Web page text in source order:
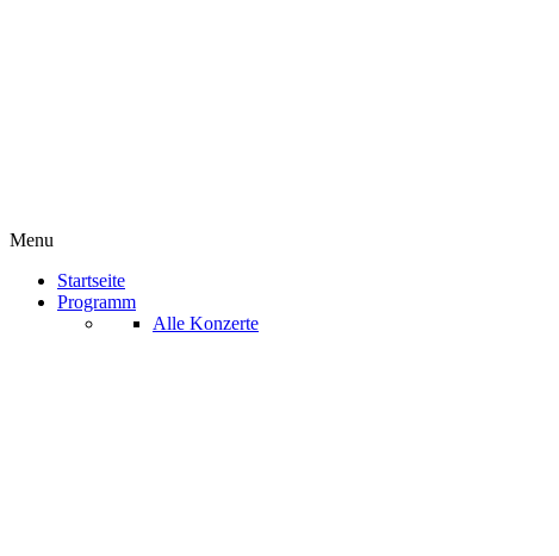
Menu
Startseite
Programm
Alle Konzerte